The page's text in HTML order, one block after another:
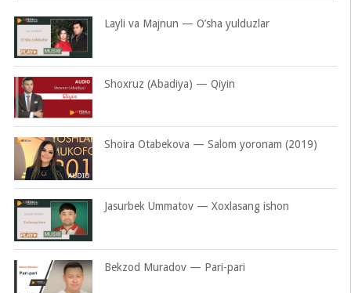
Layli va Majnun — O’sha yulduzlar
Shoxruz (Abadiya) — Qiyin
Shoira Otabekova — Salom yoronam (2019)
Jasurbek Ummatov — Xoxlasang ishon
Bekzod Muradov — Pari-pari